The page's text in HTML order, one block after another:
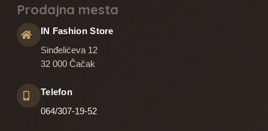
Prodajna mesta
IN Fashion Store
Sinđelićeva 12
32 000 Čačak
Telefon
064/307-19-52